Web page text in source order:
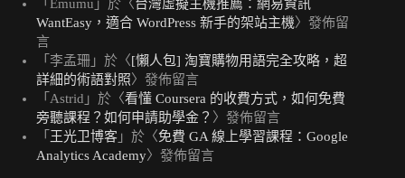
「 Emumu 」於〈台灣虛擬主機推薦：網易資訊
WantEasy，適合 WordPress 新手的架站主機〉發佈留
言
「 李孟珊 」於〈[懶人包] 淘寶購物用語完全攻略，超
詳細的術語對照〉發佈留言
「 Astrid 」於〈看懂 Coursera 的收費方式，如何免費
旁聽課程？如何申請助學金？ 〉發佈留言
「 王光卫博客 」於〈免費 GA 線上學習課程：Google
Analytics Academy〉發佈留言